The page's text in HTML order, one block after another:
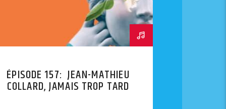
ÉPISODE 157: JEAN-MATHIEU
COLLARD, JAMAIS TROP TARD